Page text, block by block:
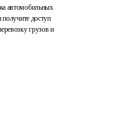
автомобильных
получите доступ
грузов и